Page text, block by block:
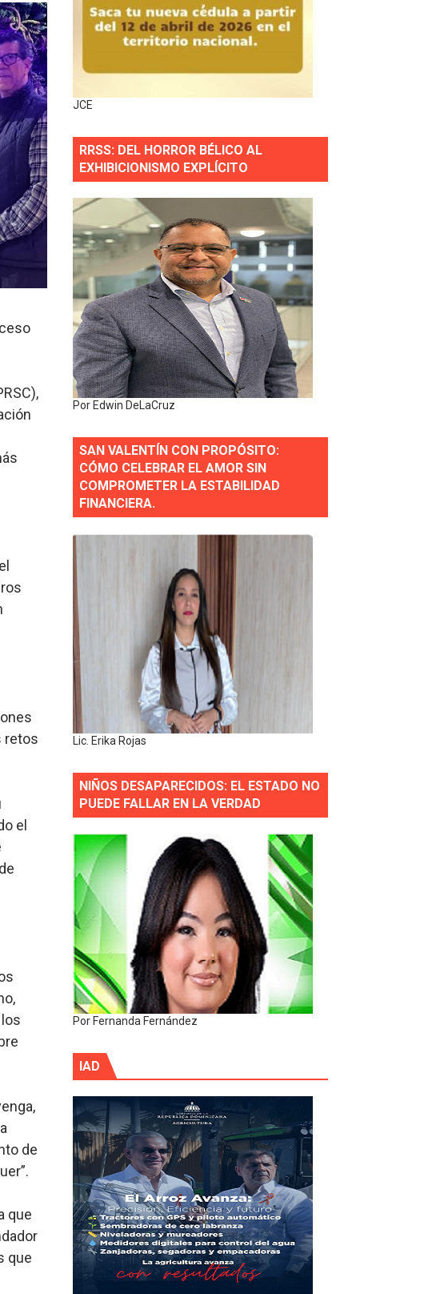
y fallecer horas después
Domingo Norte
Domínguez por apagones en Cayenas y Residencial Amalia
su hogar tras incendio
de Fiduciaria Reservas.
Everest Tower en Piantini
en municipios pequeños
en el sector gastronómico
fortalecer gestión comunicacional en salud
sobre Presa de Guaiguí: "Es ignorancia supina"
retos
el
de
que
que
JCE
RRSS: DEL HORROR BÉLICO AL
EXHIBICIONISMO EXPLÍCITO
Por Edwin DeLaCruz
SAN VALENTÍN CON PROPÓSITO:
CÓMO CELEBRAR EL AMOR SIN
COMPROMETER LA ESTABILIDAD
FINANCIERA.
Lic. Erika Rojas
NIÑOS DESAPARECIDOS: EL ESTADO NO
PUEDE FALLAR EN LA VERDAD
Por Fernanda Fernández
IAD